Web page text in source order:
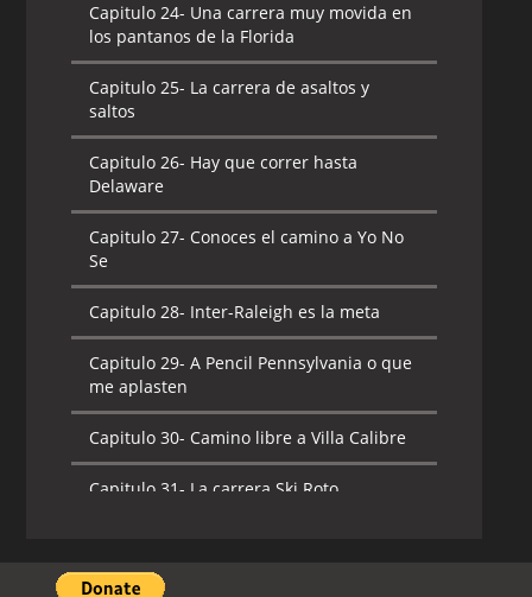
Capitulo 24- Una carrera muy movida en
los pantanos de la Florida
Capitulo 25- La carrera de asaltos y
saltos
Capitulo 26- Hay que correr hasta
Delaware
Capitulo 27- Conoces el camino a Yo No
Se
Capitulo 28- Inter-Raleigh es la meta
Capitulo 29- A Pencil Pennsylvania o que
me aplasten
Capitulo 30- Camino libre a Villa Calibre
Capitulo 31- La carrera Ski Roto
Capitulo 33-